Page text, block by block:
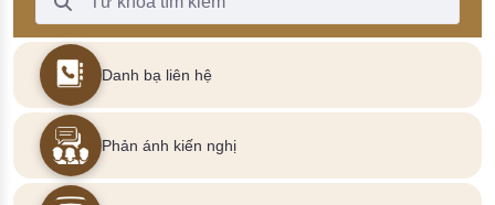
Danh bạ liên hệ
Phản ánh kiến nghị